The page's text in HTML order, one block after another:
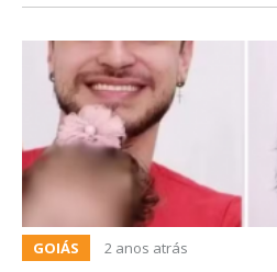
GOIÁS 2 anos atrás